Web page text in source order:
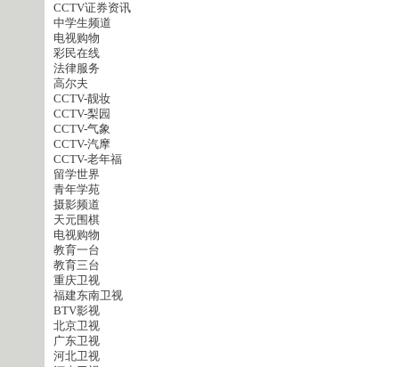
CCTV证券资讯
中学生频道
电视购物
彩民在线
法律服务
高尔夫
CCTV-靓妆
CCTV-梨园
CCTV-气象
CCTV-汽摩
CCTV-老年福
留学世界
青年学苑
摄影频道
天元围棋
电视购物
教育一台
教育三台
重庆卫视
福建东南卫视
BTV影视
北京卫视
广东卫视
河北卫视